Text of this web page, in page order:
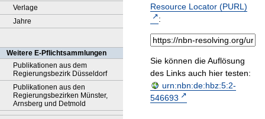
Verlage
Jahre
Weitere E-Pflichtsammlungen
Publikationen aus dem
Regierungsbezirk Düsseldorf
Publikationen aus den
Regierungsbezirken Münster,
Arnsberg und Detmold
Resource Locator (PURL)
:
Sie können die Auflösung
des Links auch hier testen:
urn:nbn:de:hbz:5:2-
546693